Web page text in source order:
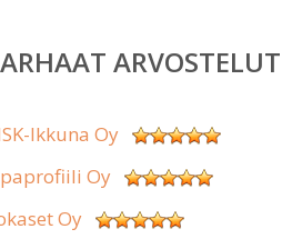
ARVOSTELUT
Ikkuna Oy
Oy
Oy